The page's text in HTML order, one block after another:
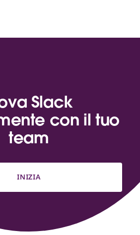
Slack
con il tuo
team
INIZIA